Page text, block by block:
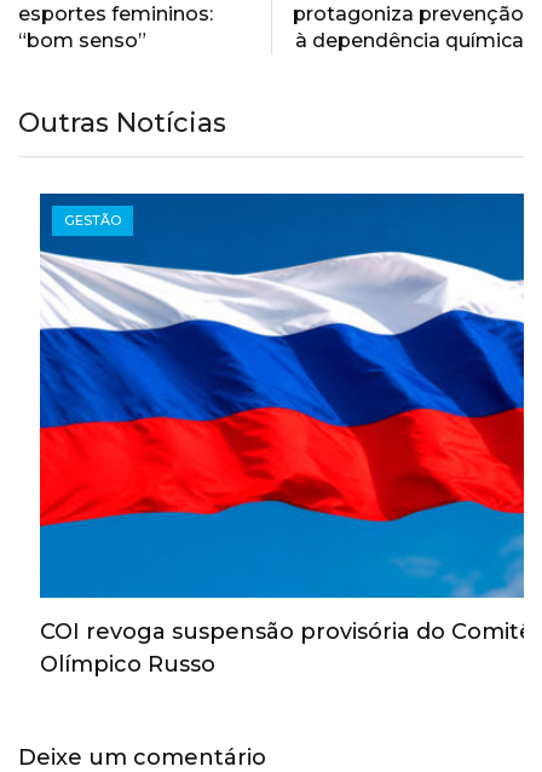
esportes femininos:
“bom senso”
protagoniza prevenção
à dependência química
Outras Notícias
GESTÃO
COI revoga suspensão provisória do Comitê
Olímpico Russo
Deixe um comentário